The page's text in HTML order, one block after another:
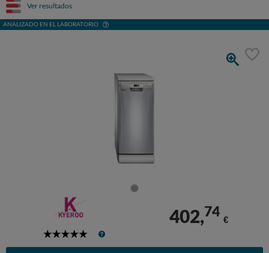
Ver resultados
ANALIZADO EN EL LABORATORIO
5
402,74
€